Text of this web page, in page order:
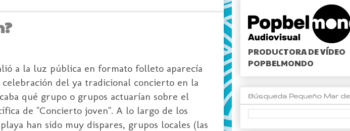
a la luz pública en formato folleto aparecía
celebración del ya tradicional concierto en la
qué grupo o grupos actuarían sobre el
de "Concierto joven". A lo largo de los
han sido muy dispares, grupos locales (las
PRODUCTORA DE VÍDEO
POPBELMONDO
Búsqueda Pequeño Mar